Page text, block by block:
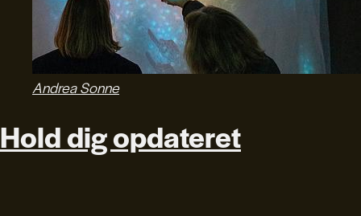
Andrea Sonne
Hold dig opdateret